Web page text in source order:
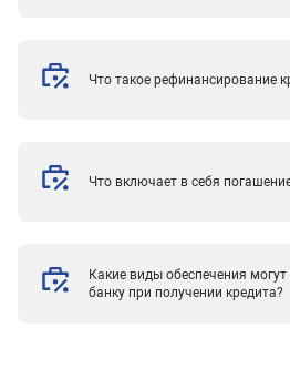
Что такое рефинансирование
Что включает в себя
Какие виды обеспечения
банку при получении кредита?